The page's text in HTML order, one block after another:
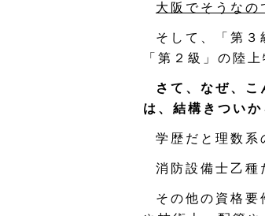
大阪でそうなの
そして、「第３
「第２級」の陸
さて、なぜ、
は、結構きついか
学歴だと理数系
消防設備士乙種
その他の資格要